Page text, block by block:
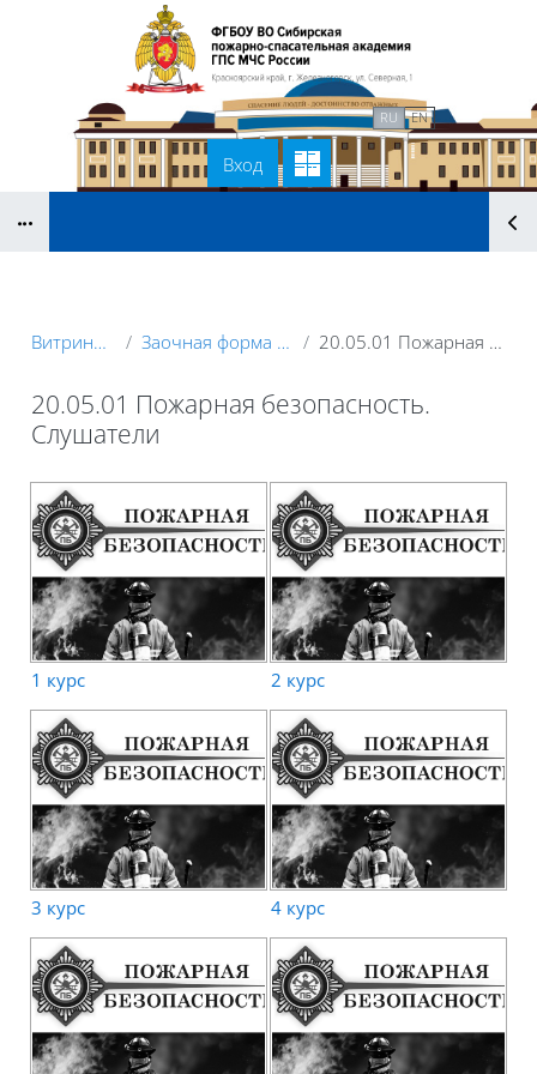
Перейти к основному содержанию
Вход
В начало Связаться с нами RU EN
Витрина курсов 3KL Заочная форма обучения (слушатели) 20.05.01 Пожарная безопасность. Слушатели
20.05.01 Пожарная безопасность.
Слушатели
Блоки
1 курс 2 курс
3 курс 4 курс